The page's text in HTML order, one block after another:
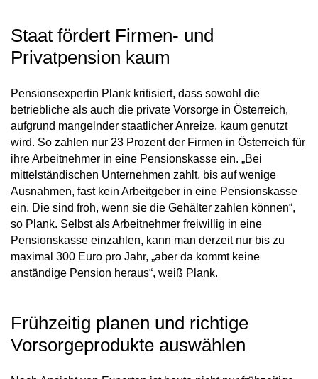
Staat fördert Firmen- und
Privatpension kaum
Pensionsexpertin Plank kritisiert, dass sowohl die
betriebliche als auch die private Vorsorge in Österreich,
aufgrund mangelnder staatlicher Anreize, kaum genutzt
wird. So zahlen nur 23 Prozent der Firmen in Österreich für
ihre Arbeitnehmer in eine Pensionskasse ein. „Bei
mittelständischen Unternehmen zahlt, bis auf wenige
Ausnahmen, fast kein Arbeitgeber in eine Pensionskasse
ein. Die sind froh, wenn sie die Gehälter zahlen können“,
so Plank. Selbst als Arbeitnehmer freiwillig in eine
Pensionskasse einzahlen, kann man derzeit nur bis zu
maximal 300 Euro pro Jahr, „aber da kommt keine
anständige Pension heraus“, weiß Plank.
Frühzeitig planen und richtige
Vorsorgeprodukte auswählen